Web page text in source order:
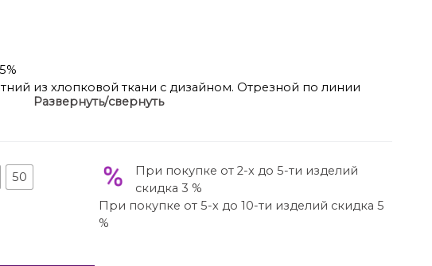
из хлопковой ткани с дизайном. Отрезной по линии
длиной “midi” с расширенным низом, с облегающим лифом
в боковом шве на молнию.
Развернуть/свернуть
50
При покупке от 2-х до 5-ти изделий
скидка 3 %
При покупке от 5-х до 10-ти изделий скидка 5
%